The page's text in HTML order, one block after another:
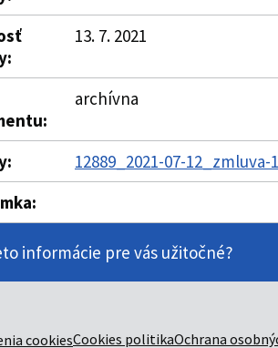
13. 7. 2021
archívna
12889_2021-07-
informácie pre vás užitočné?
cookiesCookies politikaOchrana